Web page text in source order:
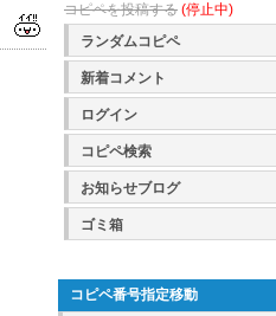
コピペを投稿する (停止中)
ランダムコピペ
新着コメント
ログイン
コピペ検索
お知らせブログ
ゴミ箱
コピペ番号指定移動